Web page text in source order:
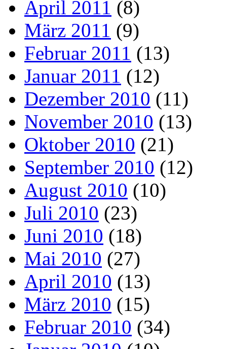
April 2011 (8)
März 2011 (9)
Februar 2011 (13)
Januar 2011 (12)
Dezember 2010 (11)
November 2010 (13)
Oktober 2010 (21)
September 2010 (12)
August 2010 (10)
Juli 2010 (23)
Juni 2010 (18)
Mai 2010 (27)
April 2010 (13)
März 2010 (15)
Februar 2010 (34)